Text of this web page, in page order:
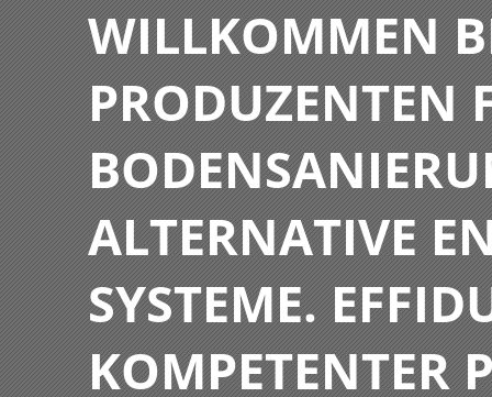
WILLKOMMEN
PRODUZENTEN
ALTERNATIVE
SYSTEME.
KOMPETENTER